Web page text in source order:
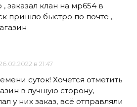
, заказал клан на мр654 в
пришло быстро по почте ,
в 21:47
суток! Хочется отметить
в лучшую сторону,
у них заказ, всё отправляли